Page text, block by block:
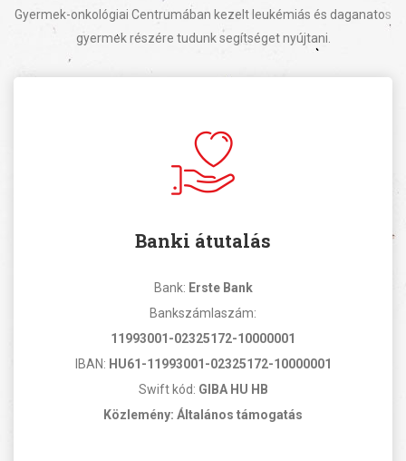
Gyermek-onkológiai Centrumában kezelt leukémiás és daganatos
gyermek részére tudunk segítséget nyújtani.
Banki átutalás
Bank: Erste Bank
Bankszámlaszám:
11993001-02325172-10000001
IBAN: HU61-11993001-02325172-10000001
Swift kód: GIBA HU HB
Közlemény: Általános támogatás